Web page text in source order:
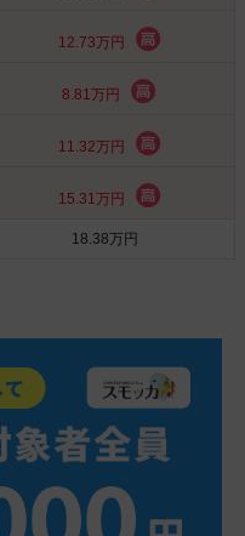
12.73万円
8.81万円
11.32万円
15.31万円
18.38万円